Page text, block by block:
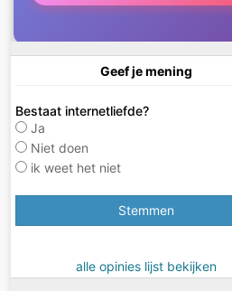
Geef je mening
Bestaat internetliefde?
Ja
Niet doen
ik weet het niet
Stemmen
alle opinies lijst bekijken